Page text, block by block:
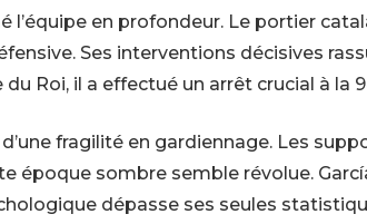
l’équipe en profondeur. Le portier
Ses interventions décisives
du Roi, il a effectué un arrêt crucial à la
fragilité en gardiennage. Les
époque sombre semble révolue.
dépasse ses seules